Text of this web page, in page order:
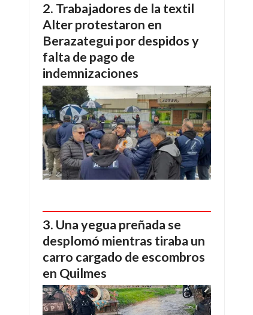
Trabajadores de la textil
Alter protestaron en
Berazategui por despidos y
falta de pago de
indemnizaciones
Una yegua preñada se
desplomó mientras tiraba un
carro cargado de escombros
en Quilmes